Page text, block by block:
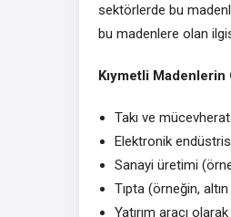
sektörlerde bu
bu madenlere olan
Kıymetli Madenlerin
Takı ve mücevherat
Elektronik
Sanayi üretimi
Tıpta (örneğin,
Yatırım aracı